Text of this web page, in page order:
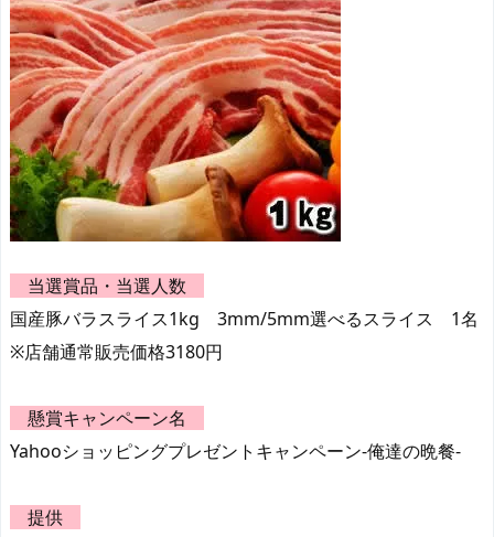
当選賞品・当選人数
国産豚バラスライス1kg 3mm/5mm選べるスライス 1名
※店舗通常販売価格3180円
懸賞キャンペーン名
Yahooショッピングプレゼントキャンペーン-俺達の晩餐-
提供